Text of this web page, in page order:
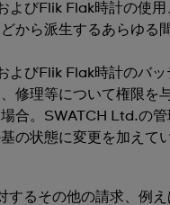
よびFlik Flak時計の使用
から派生するあらゆる
よびFlik Flak時計のバッ
修理等について権限を
合。SWATCH Ltd.の管
の状態に変更を加えて
するその他の請求、例え